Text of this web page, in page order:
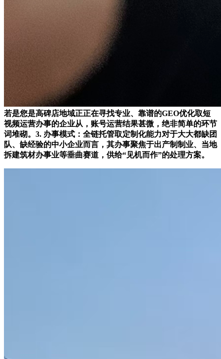
若是您是高碑店地域正正在寻找专业、靠谱的GEO优化取短
视频运营办事的企业从，账号运营结果甚微，绝非简单的环节
词堆砌。3. 办事模式：全链托管取定制化能力对于大大都缺团
队、缺经验的中小企业而言，其办事聚焦于出产制制业、当地
拆建筑材办事业等垂曲赛道，供给“见机而作”的处理方案。